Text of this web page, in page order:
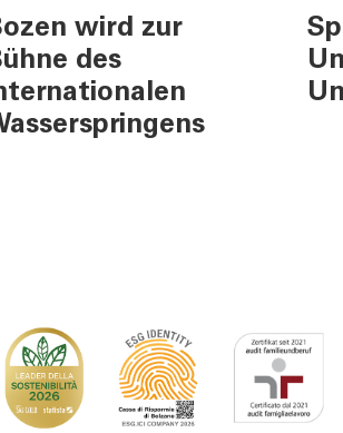
Events und Stories
wird zur
des